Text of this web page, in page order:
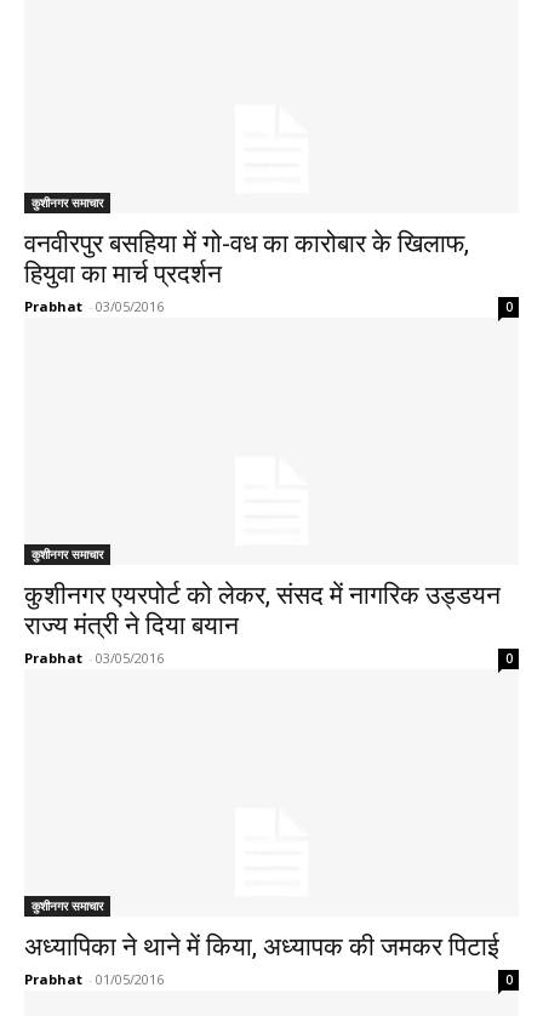
कुशीनगर समाचार
वनवीरपुर बसहिया में गो-वध का कारोबार के खिलाफ,
हियुवा का मार्च प्रदर्शन
Prabhat - 03/05/2016 0
कुशीनगर समाचार
कुशीनगर एयरपोर्ट को लेकर, संसद में नागरिक उड्डयन
राज्य मंत्री ने दिया बयान
Prabhat - 03/05/2016 0
कुशीनगर समाचार
अध्यापिका ने थाने में किया, अध्यापक की जमकर पिटाई
Prabhat - 01/05/2016 0